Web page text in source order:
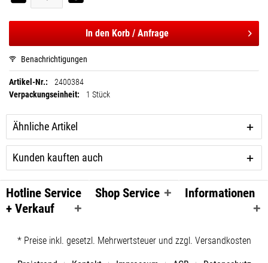
In den Korb / Anfrage
Benachrichtigungen
Artikel-Nr.:
2400384
Verpackungseinheit:
1 Stück
Ähnliche Artikel
Kunden kauften auch
Hotline Service
+ Verkauf
Shop Service Informationen
* Preise inkl. gesetzl. Mehrwertsteuer und zzgl. Versandkosten